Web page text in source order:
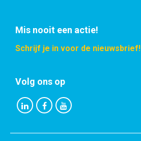
Mis nooit een actie!
Schrijf je in voor de nieuwsbrief!
Volg ons op